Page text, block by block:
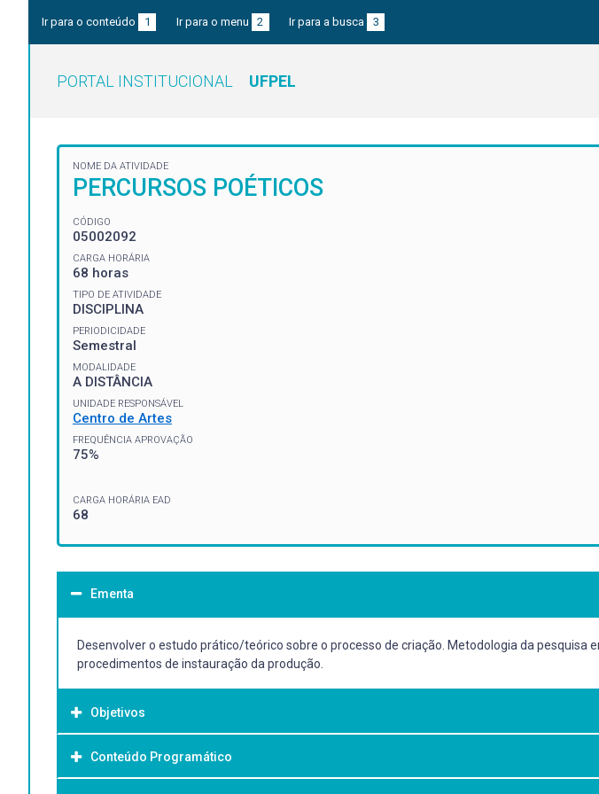
Ir para o conteúdo 1 Ir para o menu 2 Ir para a busca 3
PORTAL INSTITUCIONAL UFPEL
NOME DA ATIVIDADE
PERCURSOS POÉTICOS
CÓDIGO
05002092
CARGA HORÁRIA
68 horas
TIPO DE ATIVIDADE
DISCIPLINA
PERIODICIDADE
Semestral
MODALIDADE
A DISTÂNCIA
UNIDADE RESPONSÁVEL
Centro de Artes
FREQUÊNCIA APROVAÇÃO
75%
CARGA HORÁRIA EAD
68
Ementa
Desenvolver o estudo prático/teórico sobre o processo de criação. Metodologia da
procedimentos de instauração da produção.
Objetivos
Objetivo Geral:
Conteúdo Programático